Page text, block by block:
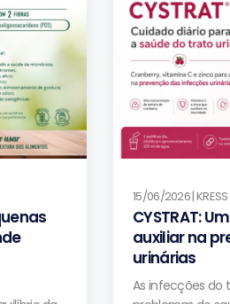
15/06/2026 | KRESS
CYSTRAT:
auxiliar na
urinárias
As infecções do